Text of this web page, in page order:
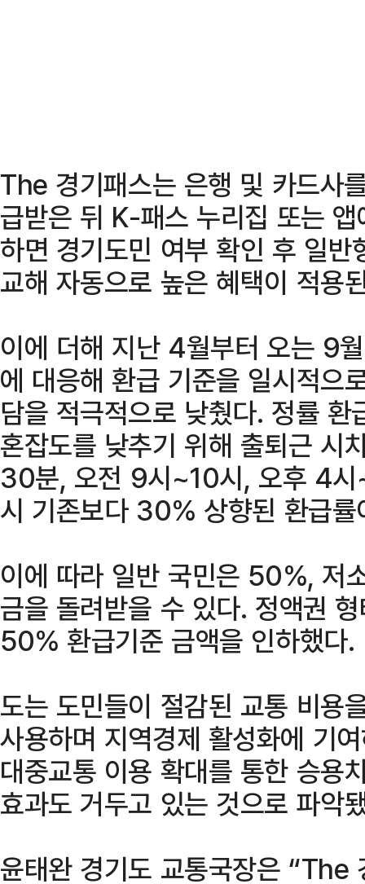
The 경기패스는 은행 및 카드사
급받은 뒤 K-패스 누리집 또는
하면 경기도민 여부 확인 후 일
교해 자동으로 높은 혜택이 적용
이에 더해 지난 4월부터 오는 9
에 대응해 환급 기준을 일시적으
담을 적극적으로 낮췄다. 정률
혼잡도를 낮추기 위해 출퇴근
30분, 오전 9시~10시, 오후 4
시 기존보다 30% 상향된 환급률
이에 따라 일반 국민은 50%, 저
금을 돌려받을 수 있다. 정액권
50% 환급기준 금액을 인하했다.
도는 도민들이 절감된 교통 비용
사용하며 지역경제 활성화에 기
대중교통 이용 확대를 통한 승용
효과도 거두고 있는 것으로 파악
윤태완 경기도 교통국장은